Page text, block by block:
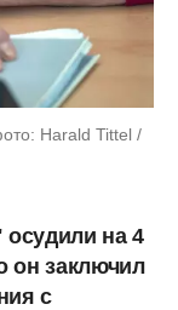
Harald Tittel /
осудили на 4
он заключил
с